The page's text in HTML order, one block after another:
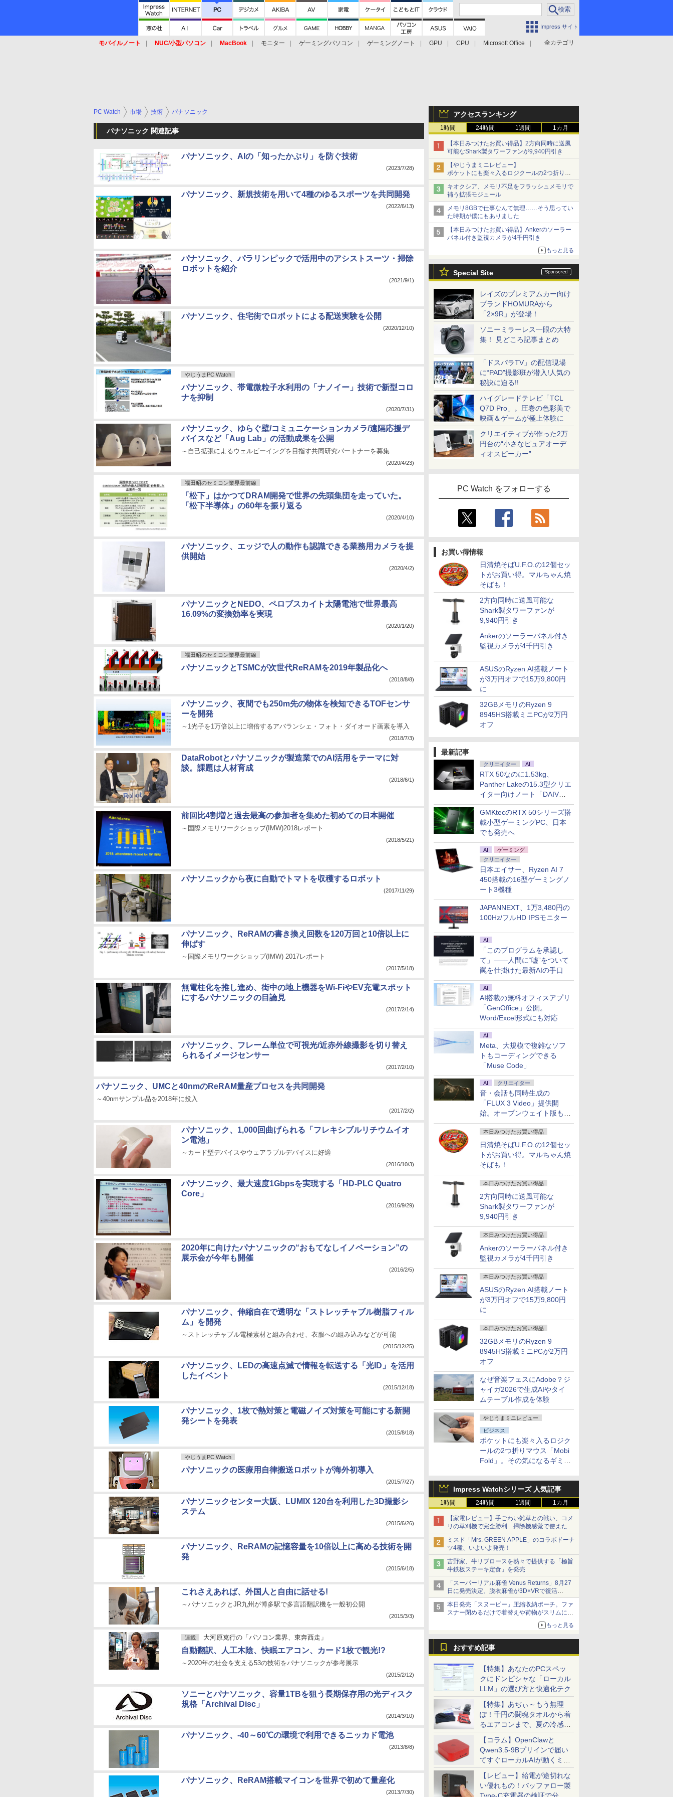
Impress サイト
全カテゴリ
モバイルノート NUC/小型パソコン MacBook モニター ゲーミングパソコン ゲーミングノート GPU CPU
Microsoft Office
アクセスランキング
1時間 24時間 1週間 1カ月
【本日みつけたお買い得品】2方向同時に送風
可能なShark製タワーファンが9,940円引き
【やじうまミニレビュー】
ポケットにも楽々入るロジクールの2つ折りマ
ウス「Mobi Fold」。その気になるギミックと
は？
キオクシア、メモリ不足をフラッシュメモリで
補う拡張モジュール
メモリ8GBで仕事なんて無理……そう思ってい
た時期が僕にもありました
【本日みつけたお買い得品】Ankerのソーラー
パネル付き監視カメラが4千円引き
もっと見る
Special Site
レイズのプレミアムカー向け
ブランドHOMURAから
「2×9R」が登場！
ソニーミラーレス一眼の大特
集！ 見どころ記事まとめ
「ドスパラTV」の配信現場
に“PAD”撮影班が潜入!人気の
秘訣に迫る!!
ハイグレードテレビ「TCL
Q7D Pro」。圧巻の色彩美で
映画＆ゲームが極上体験に
クリエイティブが作った2万
円台の“小さなピュアオーデ
ィオスピーカー”
PC Watch をフォローする
お買い得情報
日清焼そばU.F.O.の12個セッ
トがお買い得。マルちゃん焼
そばも！
2方向同時に送風可能な
Shark製タワーファンが
9,940円引き
Ankerのソーラーパネル付き
監視カメラが4千円引き
ASUSのRyzen AI搭載ノート
が3万円オフで15万9,800円
に
32GBメモリのRyzen 9
8945HS搭載ミニPCが2万円
オフ
最新記事
クリエイター AI
RTX 50なのに1.53kg、
Panther Lakeの15.3型クリエ
イター向けノート「DAIV
Z5」
GMKtecのRTX 50シリーズ搭
載小型ゲーミングPC、日本
でも発売へ
AI
ゲーミング
クリエイター
日本エイサー、Ryzen AI 7
450搭載の16型ゲーミングノ
ート3機種
JAPANNEXT、1万3,480円の
100Hz/フルHD IPSモニター
AI
「このプログラムを承認し
て」――人間に“嘘”をついて
罠を仕掛けた最新AIの手口
AI
AI搭載の無料オフィスアプリ
「GenOffice」公開。
Word/Excel形式にも対応
AI
Meta、大規模で複雑なソフ
トもコーディングできる
「Muse Code」
AI クリエイター
音・会話も同時生成の
「FLUX 3 Video」提供開
始。オープンウェイト版も計
画
本日みつけたお買い得品
日清焼そばU.F.O.の12個セッ
トがお買い得。マルちゃん焼
そばも！
本日みつけたお買い得品
2方向同時に送風可能な
Shark製タワーファンが
9,940円引き
本日みつけたお買い得品
Ankerのソーラーパネル付き
監視カメラが4千円引き
本日みつけたお買い得品
ASUSのRyzen AI搭載ノート
が3万円オフで15万9,800円
に
本日みつけたお買い得品
32GBメモリのRyzen 9
8945HS搭載ミニPCが2万円
オフ
なぜ音楽フェスにAdobe？ジ
ャイガ2026で生成AIやタイ
ムテーブル作成を体験
やじうまミニレビュー
ビジネス
ポケットにも楽々入るロジク
ールの2つ折りマウス「Mobi
Fold」。その気になるギミッ
Impress Watchシリーズ 人気記事
1時間 24時間 1週間 1カ月
【家電レビュー】手ごわい雑草との戦い、コメ
リの草刈機で完全勝利 掃除機感覚で使えた
ミスド「Mrs. GREEN APPLE」のコラボドーナ
ツ4種、いよいよ発売！
吉野家、牛リブロースを熱々で提供する「極旨
牛鉄板ステーキ定食」を発売
「スーパーリアル麻雀 Venus Returns」8月27
日に発売決定。脱衣麻雀が3D×VRで復活
発売から2週間は20%オフになるセールが実施
本日発売「スヌーピー」圧縮収納ポーチ。ファ
スナー閉めるだけで着替えや荷物がスリムにま
もっと見る
おすすめ記事
【特集】あなたのPCスペッ
クにドンピシャな「ローカル
LLM」の選び方と快適化テク
【特集】あぢぃ～もう無理
ぽ！千円の闘魂タオルから着
るエアコンまで、夏の冷感グ
ッズ一挙紹介
【コラム】OpenClawと
Qwen3.5-9Bプリインで届い
てすぐローカルAIが動くミニ
PC「SER9 Pro」
【レビュー】給電が途切れな
い優れもの！バッファロー製
PC Watch 市場 技術 パナソニック
パナソニック 関連記事
パナソニック、AIの「知ったかぶり」を防ぐ技術
(2023/7/28)
パナソニック、新規技術を用いて4種のゆるスポーツを共同開発
(2022/6/13)
パナソニック、パラリンピックで活用中のアシストスーツ・掃除
ロボットを紹介
(2021/9/1)
パナソニック、住宅街でロボットによる配送実験を公開
(2020/12/10)
やじうまPC Watch
パナソニック、帯電微粒子水利用の「ナノイー」技術で新型コロ
ナを抑制
(2020/7/31)
パナソニック、ゆらぐ壁/コミュニケーションカメラ/遠隔応援デ
バイスなど「Aug Lab」の活動成果を公開
～自己拡張によるウェルビーイングを目指す共同研究パートナーを募集
(2020/4/23)
福田昭のセミコン業界最前線
「松下」はかつてDRAM開発で世界の先頭集団を走っていた。
「松下半導体」の60年を振り返る
(2020/4/10)
パナソニック、エッジで人の動作も認識できる業務用カメラを提
供開始
(2020/4/2)
パナソニックとNEDO、ペロブスカイト太陽電池で世界最高
16.09%の変換効率を実現
(2020/1/20)
福田昭のセミコン業界最前線
パナソニックとTSMCが次世代ReRAMを2019年製品化へ
(2018/8/8)
パナソニック、夜間でも250m先の物体を検知できるTOFセンサ
ーを開発
～1光子を1万倍以上に増倍するアバランシェ・フォト・ダイオード画素を導入
(2018/7/3)
DataRobotとパナソニックが製造業でのAI活用をテーマに対
談。課題は人材育成
(2018/6/1)
前回比4割増と過去最高の参加者を集めた初めての日本開催
～国際メモリワークショップ(IMW)2018レポート
(2018/5/21)
パナソニックから夜に自動でトマトを収穫するロボット
(2017/11/29)
パナソニック、ReRAMの書き換え回数を120万回と10倍以上に
伸ばす
～国際メモリワークショップ(IMW) 2017レポート
(2017/5/18)
無電柱化を推し進め、街中の地上機器をWi-FiやEV充電スポット
にするパナソニックの目論見
(2017/2/14)
パナソニック、フレーム単位で可視光/近赤外線撮影を切り替え
られるイメージセンサー
(2017/2/10)
パナソニック、UMCと40nmのReRAM量産プロセスを共同開発
～40nmサンプル品を2018年に投入
(2017/2/2)
パナソニック、1,000回曲げられる「フレキシブルリチウムイオ
ン電池」
～カード型デバイスやウェアラブルデバイスに好適
(2016/10/3)
パナソニック、最大速度1Gbpsを実現する「HD-PLC Quatro
Core」
(2016/9/29)
2020年に向けたパナソニックの“おもてなしイノベーション”の
展示会が今年も開催
(2016/2/5)
パナソニック、伸縮自在で透明な「ストレッチャブル樹脂フィル
ム」を開発
～ストレッチャブル電極素材と組み合わせ、衣服への組み込みなどが可能
(2015/12/25)
パナソニック、LEDの高速点滅で情報を転送する「光ID」を活用
したイベント
(2015/12/18)
パナソニック、1枚で熱対策と電磁ノイズ対策を可能にする新開
発シートを発表
(2015/8/18)
やじうまPC Watch
パナソニックの医療用自律搬送ロボットが海外初導入
(2015/7/27)
パナソニックセンター大阪、LUMIX 120台を利用した3D撮影シ
ステム
(2015/6/26)
パナソニック、ReRAMの記憶容量を10倍以上に高める技術を開
発
(2015/6/18)
これさえあれば、外国人と自由に話せる!
～パナソニックとJR九州が博多駅で多言語翻訳機を一般初公開
(2015/3/3)
連載 大河原克行の「パソコン業界、東奔西走」
自動翻訳、人工木陰、快眠エアコン、カード1枚で観光!?
～2020年の社会を支える53の技術をパナソニックが参考展示
(2015/2/12)
ソニーとパナソニック、容量1TBを狙う長期保存用の光ディスク
規格「Archival Disc」
(2014/3/10)
パナソニック、-40～60℃の環境で利用できるニッカド電池
(2013/8/8)
パナソニック、ReRAM搭載マイコンを世界で初めて量産化
(2013/7/30)